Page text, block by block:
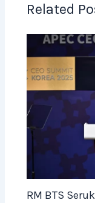
Related
RM BTS